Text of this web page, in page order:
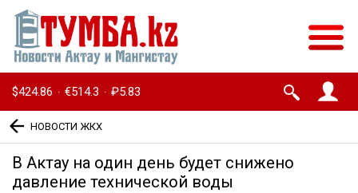
$424.86 · €514.3 · ₽5.83
НОВОСТИ ЖКХ
В Актау на один день будет снижено
давление технической воды